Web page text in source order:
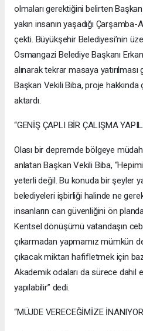
olmaları gerektiğini belirten
yakın insanın yaşadığı
çekti. Büyükşehir Belediyesi’nin
Osmangazi Belediye Başkanı
alınarak tekrar masaya
Başkan Vekili Biba, proje hakkında
aktardı.
“GENİŞ ÇAPLI BİR ÇALIŞMA
Olası bir depremde bölgeye
anlatan Başkan Vekili Biba,
yeterli değil. Bu konuda bir şeyler
belediyeleri işbirliği halinde ne
insanların can güvenliğini ön
Kentsel dönüşümü vatandaşın
çıkarmadan yapmamız mümkün
çıkacak miktarı hafifletmek için
Akademik odaları da sürece dahil
yapılabilir” dedi.
“MÜJDE VERECEĞİMİZE